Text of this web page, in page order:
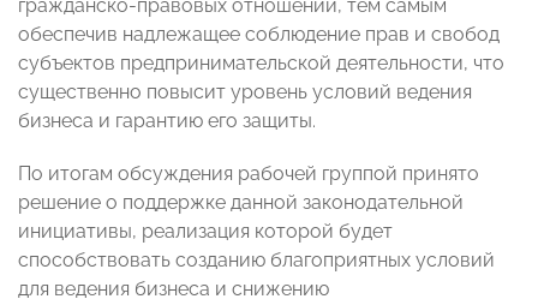
гражданско-правовых отношений, тем самым
обеспечив надлежащее соблюдение прав и свобод
субъектов предпринимательской деятельности, что
существенно повысит уровень условий ведения
бизнеса и гарантию его защиты.
По итогам обсуждения рабочей группой принято
решение о поддержке данной законодательной
инициативы, реализация которой будет
способствовать созданию благоприятных условий
для ведения бизнеса и снижению